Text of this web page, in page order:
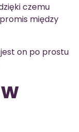
czemu
między
on po prostu